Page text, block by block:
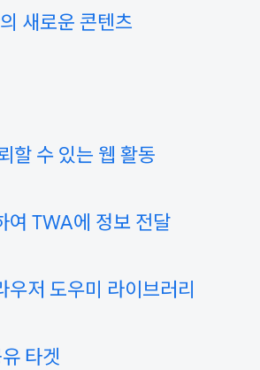
새로운 콘텐츠
할 수 있는 웹 활동
여 TWA에 정보 전달
저 도우미 라이브러리
타겟